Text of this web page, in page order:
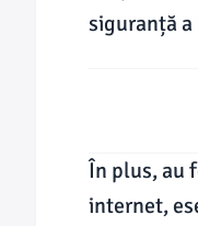
siguranță
În plus, au
internet,